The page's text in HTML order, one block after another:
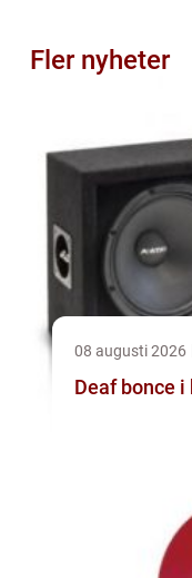
Fler nyheter
08 augusti 2026
Deaf bonce